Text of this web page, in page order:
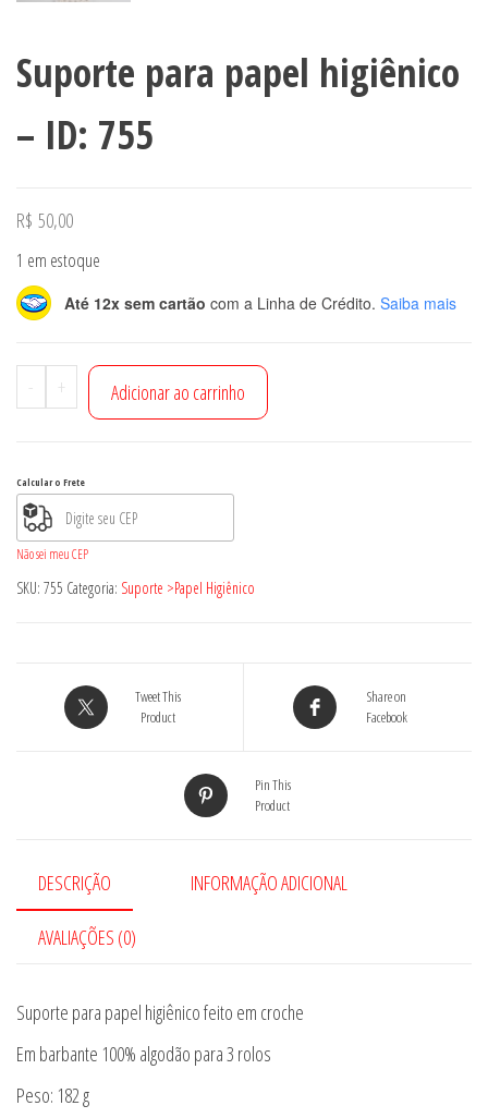
Suporte para papel higiênico
– ID: 755
R$ 50,00
1 em estoque
Até 12x sem cartão com a Linha de Crédito. Saiba mais
-
Suporte
para
-
ID:
755
quantidade
+ Adicionar ao carrinho
Calcular o Frete
Não sei meu CEP
SKU: 755 Categoria: Suporte >Papel Higiênico
Tweet This
Product
Share on
Facebook
Pin This
Product
DESCRIÇÃO INFORMAÇÃO ADICIONAL
AVALIAÇÕES (0)
Suporte para papel higiênico feito em croche
Em barbante 100% algodão para 3 rolos
Peso: 182 g